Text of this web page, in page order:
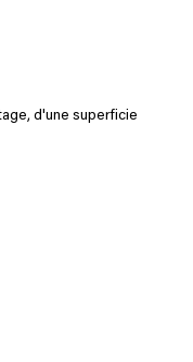
d'une superficie